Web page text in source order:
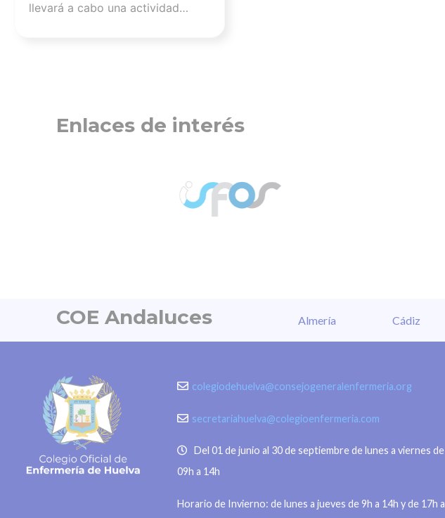
llevará a cabo una actividad
En definitiva, un espacio de
intercambio y comunicación
este VI Coloquio sobre la figura y
Enlaces de interés
COE Andaluces Almería Cádiz
colegiodehuelva@consejogeneralenfermeria.org
secretariahuelva@colegioenfermeria.com
Del 01 de junio al 30 de septiembre de lunes a viernes de
09h a 14h
Horario de Invierno: de lunes a jueves de 9h a 14h y de 17h a